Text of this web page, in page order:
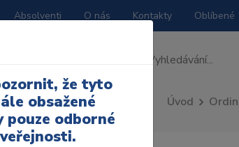
Absolventi O nás Kontakty Oblíbené
Úvod
že tyto
obsažené
pouze odborné